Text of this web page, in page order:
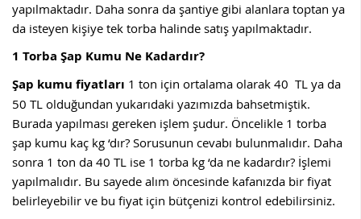
yapılmaktadır. Daha sonra da şantiye gibi alanlara toptan ya
da isteyen kişiye tek torba halinde satış yapılmaktadır.
1 Torba Şap Kumu Ne Kadardır?
Şap kumu fiyatları 1 ton için ortalama olarak 40 TL ya da
50 TL olduğundan yukarıdaki yazımızda bahsetmiştik.
Burada yapılması gereken işlem şudur. Öncelikle 1 torba
şap kumu kaç kg ‘dır? Sorusunun cevabı bulunmalıdır. Daha
sonra 1 ton da 40 TL ise 1 torba kg ‘da ne kadardır? İşlemi
yapılmalıdır. Bu sayede alım öncesinde kafanızda bir fiyat
belirleyebilir ve bu fiyat için bütçenizi kontrol edebilirsiniz.